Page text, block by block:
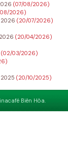
(07/08/2026)
2026)
(20/07/2026)
(20/04/2026)
(02/03/2026)
(20/10/2025)
Biên Hòa.